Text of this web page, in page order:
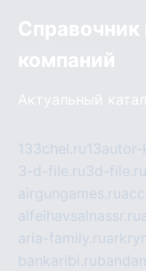
компаний
Актуальный
133chel.ru
3-d-file.ru3d-file.ru
airgungames.ru
alfeihavsalnassr.ru
aria-family.ru
bankaribi.ru